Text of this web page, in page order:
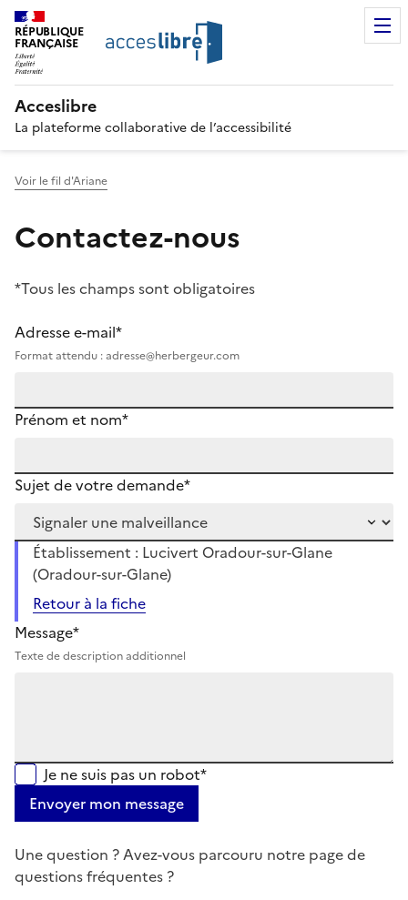
RÉPUBLIQUE
FRANÇAISE
Acceslibre
La plateforme collaborative de l’accessibilité
Voir le fil d'Ariane
Contactez-nous
*Tous les champs sont obligatoires
Adresse e-mail*
Format attendu : adresse@herbergeur.com
Prénom et nom*
Sujet de votre demande*
Établissement : Lucivert Oradour-sur-Glane
(Oradour-sur-Glane)
Retour à la fiche
Message*
Texte de description additionnel
Je ne suis pas un robot*
Envoyer mon message
Une question ? Avez-vous parcouru notre page de
questions fréquentes ?